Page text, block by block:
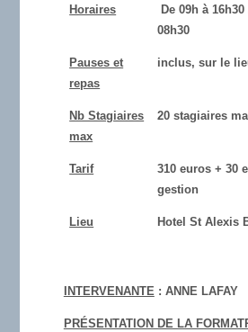
Horaires
De 09h à
08h30
Pauses et
repas
inclus, sur le
Nb Stagiaires
max
20 stagiaires
Tarif
310 euros + 30
gestion
Lieu Hotel St Alexis
INTERVENANTE: ANNE LAFAY
PRÉSENTATION DE LA